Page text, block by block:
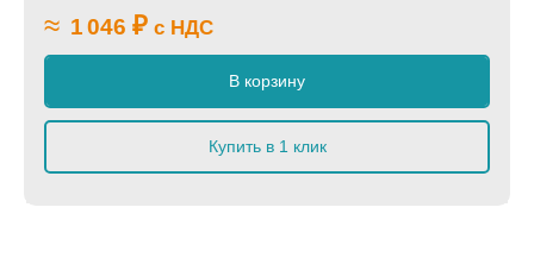
≈ 1 046 ₽ с НДС
В корзину
Купить в 1 клик